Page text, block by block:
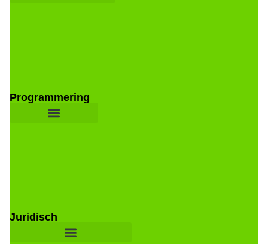
Programmering
Juridisch